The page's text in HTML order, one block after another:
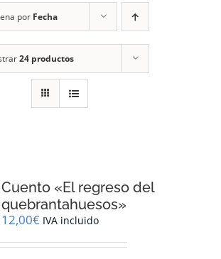
por Fecha
24 productos
Cuento «El regreso del
quebrantahuesos»
12,00€ IVA incluido